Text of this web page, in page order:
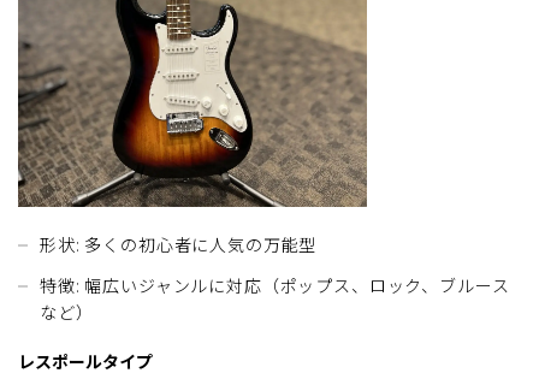
形状: 多くの初心者に人気の万能型
特徴: 幅広いジャンルに対応（ポップス、ロック、ブルース
など）
レスポールタイプ